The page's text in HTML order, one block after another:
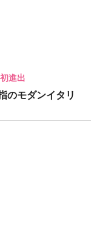
進出
のモダンイタリ